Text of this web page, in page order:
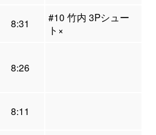
8:31
#10 竹内 3Pシュー
ト×
8:26
8:11